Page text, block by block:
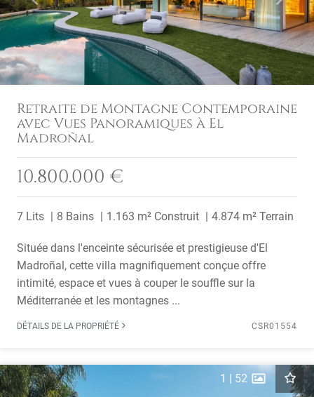
Retraite de Montagne Contemporaine
avec Vues Panoramiques à El
Madroñal
10.800.000 €
7 Lits 8 Bains 1.163 m² Construit 4.874 m² Terrain
Située dans l'enceinte sécurisée et prestigieuse d'El
Madroñal, cette villa magnifiquement conçue offre
intimité, espace et vues à couper le souffle sur la
Méditerranée et les montagnes ...
DÉTAILS DE LA PROPRIÉTÉ CSR01554
1 | 52